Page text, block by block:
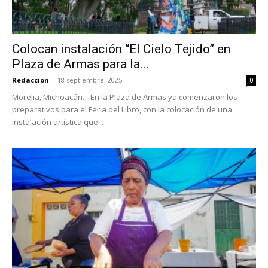
Colocan instalación “El Cielo Tejido” en
Plaza de Armas para la...
Redaccion - 18 septiembre, 2025 0
Morelia, Michoacán.– En la Plaza de Armas ya comenzaron los
preparativos para el Feria del Libro, con la colocación de una
instalación artística que...